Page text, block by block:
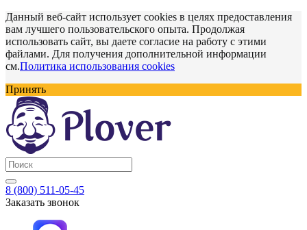
Данный веб-сайт использует cookies в целях предоставления
вам лучшего пользовательского опыта. Продолжая
использовать сайт, вы даете согласие на работу с этими
файлами. Для получения дополнительной информации
см.Политика использования cookies
Принять
8 (800) 511-05-45
Заказать звонок